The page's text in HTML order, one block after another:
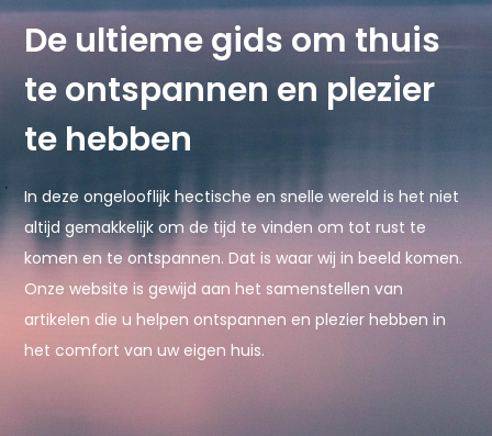
De ultieme gids om thuis
te ontspannen en plezier
te hebben
In deze ongelooflijk hectische en snelle wereld is het niet
altijd gemakkelijk om de tijd te vinden om tot rust te
komen en te ontspannen. Dat is waar wij in beeld komen.
Onze website is gewijd aan het samenstellen van
artikelen die u helpen ontspannen en plezier hebben in
het comfort van uw eigen huis.